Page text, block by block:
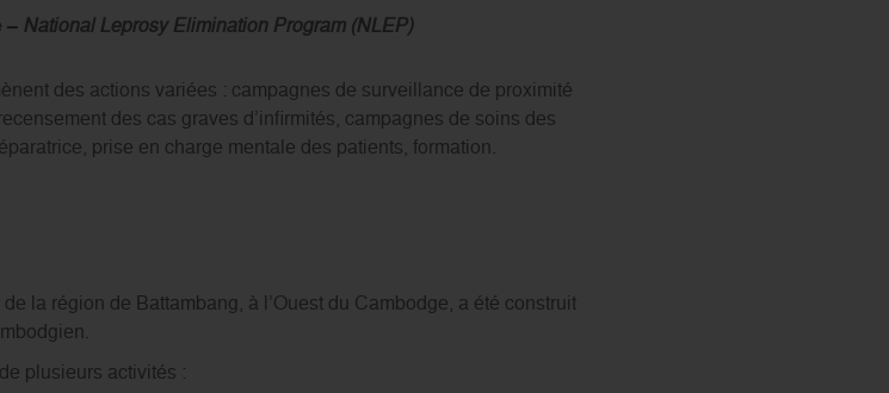
– National Leprosy Elimination Program (NLEP)
des actions variées : campagnes de surveillance de proximité
des cas graves d’infirmités, campagnes de soins des
prise en charge mentale des patients, formation.
la région de Battambang, à l’Ouest du Cambodge, a été construit
plusieurs activités :